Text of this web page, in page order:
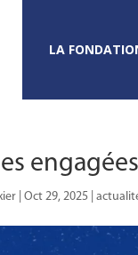
LA
|Oct 29, 2025 |